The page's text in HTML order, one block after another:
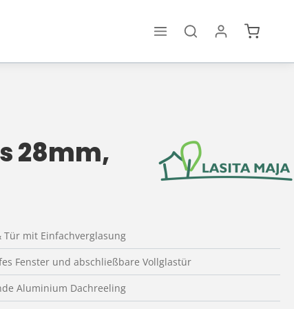
28mm,
Tür mit Einfachverglasung
Fenster und abschließbare Vollglastür
Aluminium Dachreeling